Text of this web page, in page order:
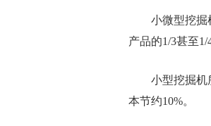
小微型挖掘机
产品的1/3甚至
小型挖掘机所
本节约10%。